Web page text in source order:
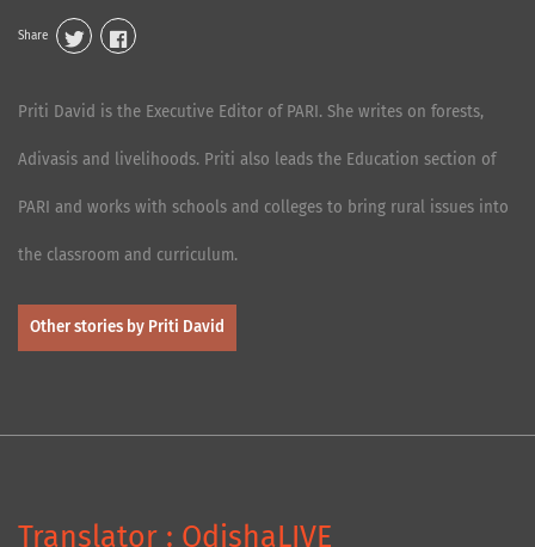
Share
Priti David is the Executive Editor of PARI. She writes on forests,
Adivasis and livelihoods. Priti also leads the Education section of
PARI and works with schools and colleges to bring rural issues into
the classroom and curriculum.
Other stories by Priti David
Translator : OdishaLIVE